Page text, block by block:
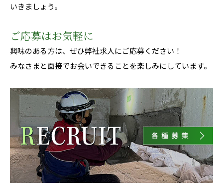
いきましょう。
ご応募はお気軽に
興味のある方は、ぜひ弊社求人にご応募ください！
みなさまと面接でお会いできることを楽しみにしています。